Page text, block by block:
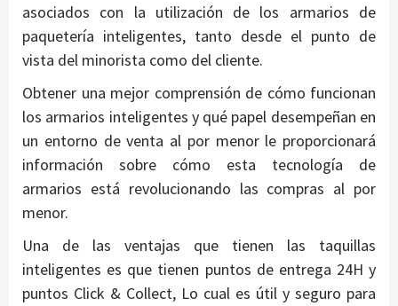
asociados con la utilización de los armarios de
paquetería inteligentes, tanto desde el punto de
vista del minorista como del cliente.
Obtener una mejor comprensión de cómo funcionan
los armarios inteligentes y qué papel desempeñan en
un entorno de venta al por menor le proporcionará
información sobre cómo esta tecnología de
armarios está revolucionando las compras al por
menor.
Una de las ventajas que tienen las taquillas
inteligentes es que tienen puntos de entrega 24H y
puntos Click & Collect, Lo cual es útil y seguro para